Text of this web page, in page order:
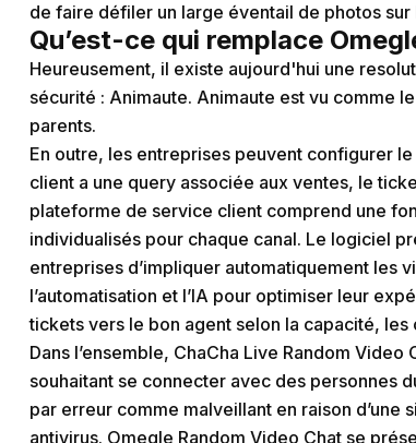
de faire défiler un large éventail de photos sur
Qu’est-ce qui remplace
Heureusement, il existe aujourd'hui une
sécurité : Animaute. Animaute est vu comme
parents.
En outre, les entreprises peuvent configurer
client a une query associée aux ventes, le
plateforme de service client comprend une
individualisés pour chaque canal. Le logiciel
entreprises d’impliquer automatiquement les
l’automatisation et l’IA pour optimiser leur
tickets vers le bon agent selon la capacité,
Dans l’ensemble, ChaCha Live Random
souhaitant se connecter avec des personnes
par erreur comme malveillant en raison d’une
antivirus. Omegle Random Video Chat se